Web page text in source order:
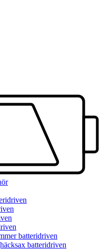
batteridriven
batteridriven